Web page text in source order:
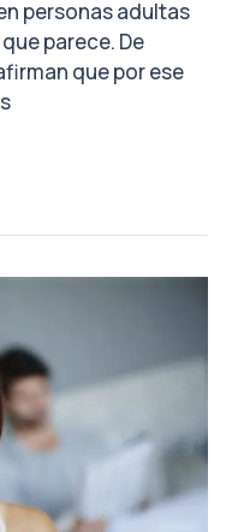
personas adultas
parece. De
que por ese